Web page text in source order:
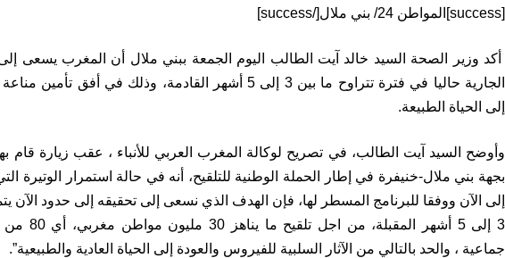
[success]المواطن 24/ بني ملال[/success]
أكد وزير الصحة السيد خالد آيت الطالب اليوم الجمعة ببني ملال أن المغرب يسعى
الجارية حاليا في فترة تتراوح ما بين 3 إلى 5 أشهر القادمة، وذلك في
إلى الحياة الطبيعة.
وأوضح السيد آيت الطالب، في تصريح لوكالة المغرب العربي للأنباء ، عقب زيارة قام
بجهة بني ملال-خنيفرة في إطار الحملة الوطنية للتلقيح، أنه في حالة استمرار الوتيرة
إلى الآن ووفقا للبرنامج المسطر لها، فإن الهدف الذي نسعى إلى تحقيقه إلى حدود الآن
3 إلى 5 أشهر
جماعية ، والحد بالتالي من الآثار السلبية للفيروس والعودة إلى الحياة العادية والطبيعية”.